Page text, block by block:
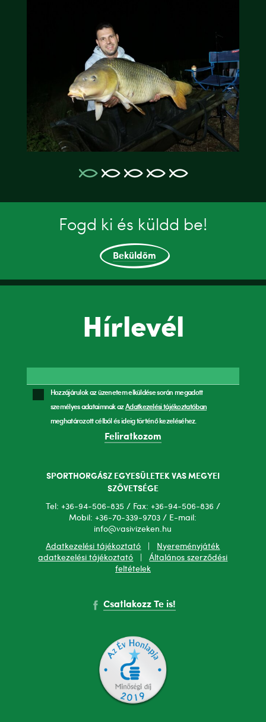
Fogd ki és küldd be!
Beküldöm
Hírlevél
Hozzájárulok az üzenetem elküldése során megadott
személyes adataimnak azAdatkezelési tájékoztatóban
meghatározott célból és ideig történő kezeléséhez.
Feliratkozom
SPORTHORGÁSZ EGYESÜLETEK VAS MEGYEI
SZÖVETSÉGE
Tel: +36-94-506-835 / Fax: +36-94-506-836 /
Mobil: +36-70-339-9703 / E-mail:
info@vasivizeken.hu
Adatkezelési tájékoztató
Nyereményjáték
adatkezelési tájékoztató |Általános szerződési
feltételek
Csatlakozz Te is!